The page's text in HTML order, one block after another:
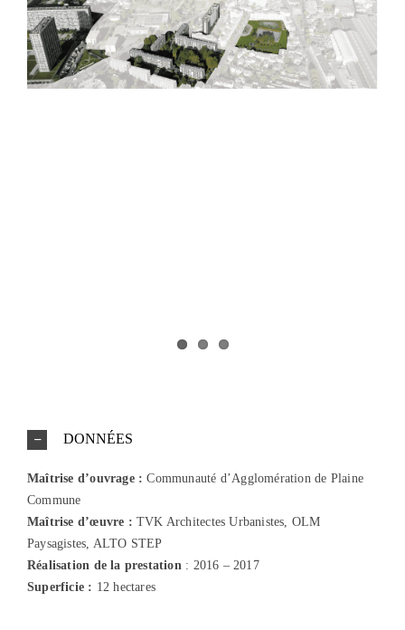
DONNÉES
Maîtrise d’ouvrage : Communauté d’Agglomération de Plaine
Commune
Maîtrise d’œuvre : TVK Architectes Urbanistes, OLM
Paysagistes, ALTO STEP
Réalisation de la prestation : 2016 – 2017
Superficie : 12 hectares